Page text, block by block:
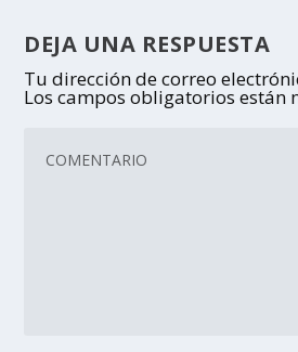
DEJA UNA RESPUESTA
Tu dirección de correo
Los campos obligatorios están